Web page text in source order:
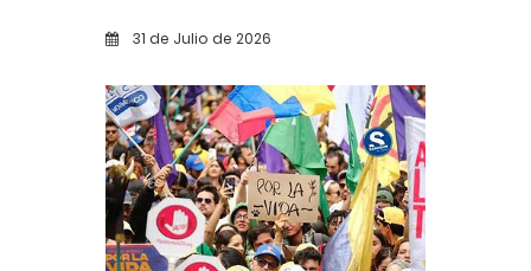
31 de Julio de 2026